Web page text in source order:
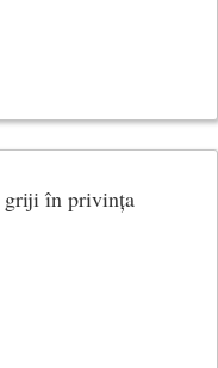
griji în privința